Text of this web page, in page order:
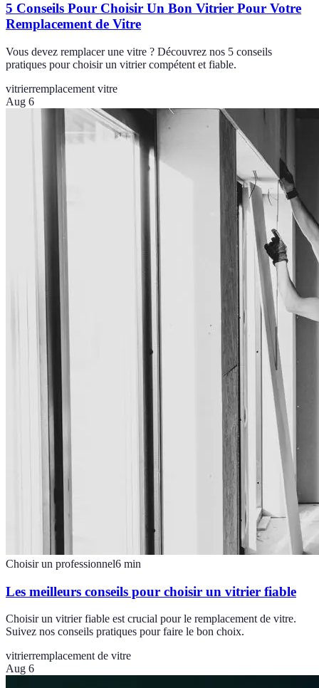
5 Conseils Pour Choisir Un Bon Vitrier Pour Votre
Remplacement de Vitre
Vous devez remplacer une vitre ? Découvrez nos 5 conseils
pratiques pour choisir un vitrier compétent et fiable.
vitrierremplacement vitre
Aug 6
Choisir un professionnel6 min
Les meilleurs conseils pour choisir un vitrier fiable
Choisir un vitrier fiable est crucial pour le remplacement de vitre.
Suivez nos conseils pratiques pour faire le bon choix.
vitrierremplacement de vitre
Aug 6